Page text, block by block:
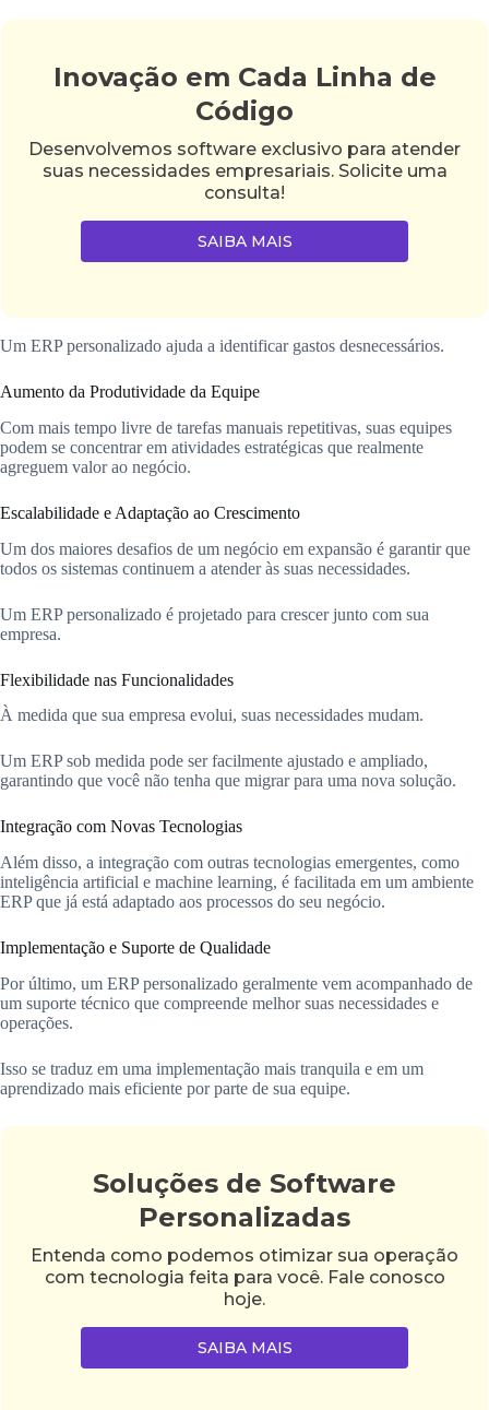
Inovação em Cada Linha de
Código
Desenvolvemos software exclusivo para atender
suas necessidades empresariais. Solicite uma
consulta!
SAIBA MAIS
Um ERP personalizado ajuda a identificar gastos desnecessários.
Aumento da Produtividade da Equipe
Com mais tempo livre de tarefas manuais repetitivas, suas equipes
podem se concentrar em atividades estratégicas que realmente
agreguem valor ao negócio.
Escalabilidade e Adaptação ao Crescimento
Um dos maiores desafios de um negócio em expansão é garantir que
todos os sistemas continuem a atender às suas necessidades.
Um ERP personalizado é projetado para crescer junto com sua
empresa.
Flexibilidade nas Funcionalidades
À medida que sua empresa evolui, suas necessidades mudam.
Um ERP sob medida pode ser facilmente ajustado e ampliado,
garantindo que você não tenha que migrar para uma nova solução.
Integração com Novas Tecnologias
Além disso, a integração com outras tecnologias emergentes, como
inteligência artificial e machine learning, é facilitada em um ambiente
ERP que já está adaptado aos processos do seu negócio.
Implementação e Suporte de Qualidade
Por último, um ERP personalizado geralmente vem acompanhado de
um suporte técnico que compreende melhor suas necessidades e
operações.
Isso se traduz em uma implementação mais tranquila e em um
aprendizado mais eficiente por parte de sua equipe.
Soluções de Software
Personalizadas
Entenda como podemos otimizar sua operação
com tecnologia feita para você. Fale conosco
hoje.
SAIBA MAIS